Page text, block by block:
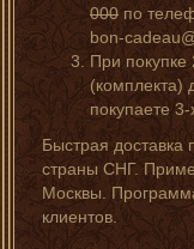
000по
bon-
При покупке
(комплекта)
покупаете
Быстрая доставка
страны СНГ.
Москвы.
клиентов.